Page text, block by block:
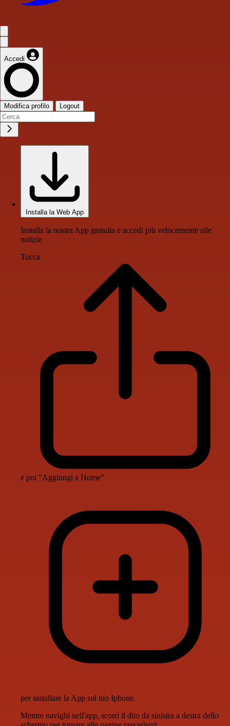
Accedi
Modifica profilo Logout
Installa la Web App
Installa la nostra App gratuita e accedi più velocemente alle
notizie
Tocca
e poi "Aggiungi a Home"
per installare la App sul tuo Iphone.
Mentre navighi nell'app, scorri il dito da sinistra a destra dello